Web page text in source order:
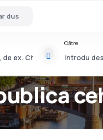
dus
Către